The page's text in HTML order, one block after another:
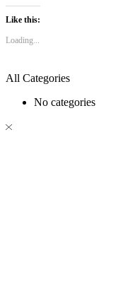
Like this:
Loading...
All Categories
No categories